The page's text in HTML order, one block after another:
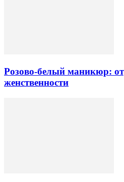
Розово-белый маникюр:
женственности